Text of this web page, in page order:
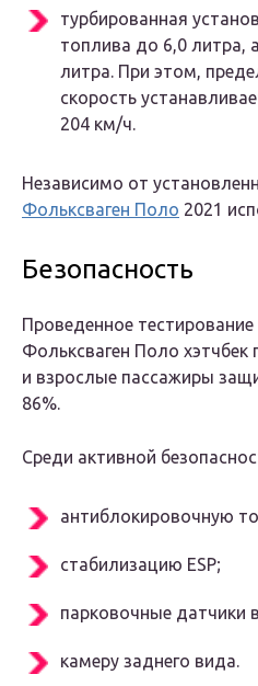
турбированная
топлива до 6,0 литра,
литра. При этом,
скорость
204 км/ч.
Независимо от
Фольксваген Поло 2021
Безопасность
Проведенное
Фольксваген Поло хэтчбек
и взрослые пассажиры
86%.
Среди активной
антиблокировочную
стабилизацию ESP;
парковочные датчики
камеру заднего вида.